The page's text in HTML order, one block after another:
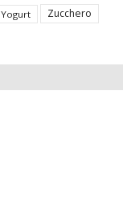
Yogurt Zucchero